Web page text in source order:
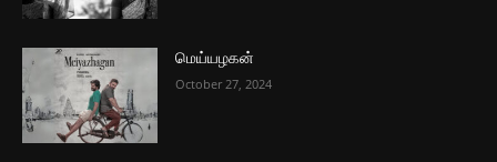
மெய்யழகன்
October 27, 2024